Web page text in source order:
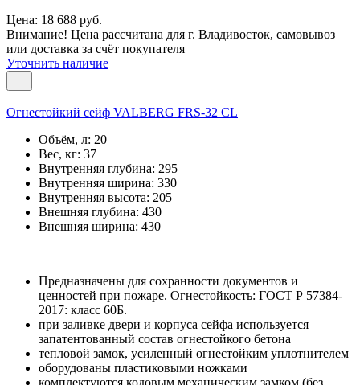
Цена: 18 688 руб.
Внимание! Цена рассчитана для г. Владивосток, самовывоз
или доставка за счёт покупателя
Уточнить наличие
Огнестойкий сейф VALBERG FRS-32 CL
Объём, л: 20
Вес, кг: 37
Внутренняя глубина: 295
Внутренняя ширина: 330
Внутренняя высота: 205
Внешняя глубина: 430
Внешняя ширина: 430
Предназначены для сохранности документов и
ценностей при пожаре. Огнестойкость: ГОСТ Р 57384-
2017: класс 60Б.
при заливке двери и корпуса сейфа используется
запатентованный состав огнестойкого бетона
тепловой замок, усиленный огнестойким уплотнителем
оборудованы пластиковыми ножками
комплектуются кодовым механическим замком (без